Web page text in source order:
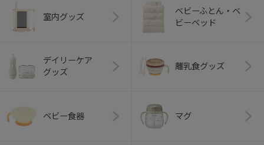
室内グッズ
ベビーふとん・ベ
ビーベッド
デイリーケア
グッズ
離乳食グッズ
ベビー食器 マグ